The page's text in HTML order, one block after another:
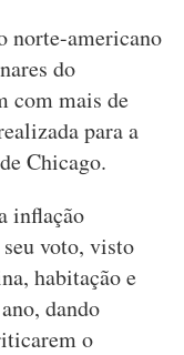
norte-americano
do
com mais de
para a
Chicago.
inflação
voto, visto
habitação e
dando
o